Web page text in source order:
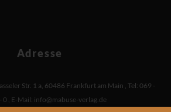
Adresse
Str. 1 a 60486 Frankfurt am Main Tel: 069 -
0
E-Mail: info@mabuse-verlag.de